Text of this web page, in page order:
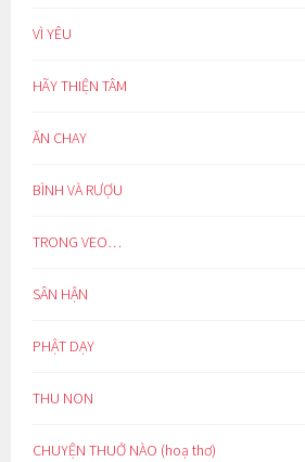
VÌ YÊU
HÃY THIỆN TÂM
ĂN CHAY
BÌNH VÀ RƯỢU
TRONG VEO…
SÂN HẬN
PHẬT DẠY
THU NON
CHUYỆN THUỞ NÀO (hoạ thơ)